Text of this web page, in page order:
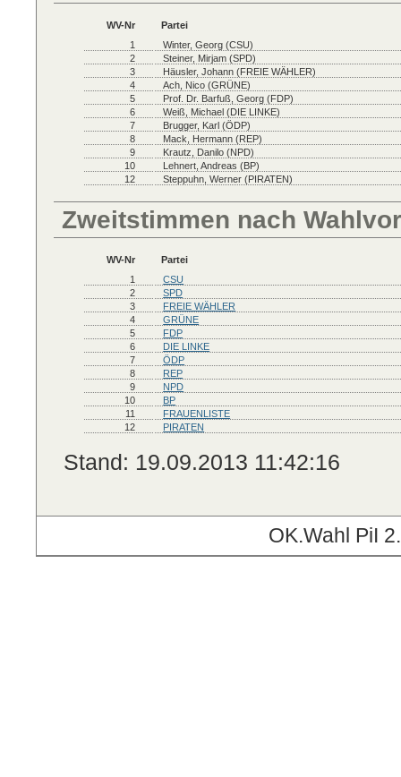
WV-Nr
Partei
1
Winter, Georg (CSU)
2
Steiner, Mirjam (SPD)
3
Häusler, Johann (FREIE WÄHLER)
4
Ach, Nico (GRÜNE)
5
Prof. Dr. Barfuß, Georg (FDP)
6
Weiß, Michael (DIE LINKE)
7
Brugger, Karl (ÖDP)
8
Mack, Hermann (REP)
9
Krautz, Danilo (NPD)
10
Lehnert, Andreas (BP)
12
Steppuhn, Werner (PIRATEN)
Zweitstimmen nach
WV-Nr
Partei
1
CSU
2
SPD
3
FREIE WÄHLER
4
GRÜNE
5
FDP
6
DIE LINKE
7
ÖDP
8
REP
9
NPD
10
BP
11
FRAUENLISTE
12
PIRATEN
Stand: 19.09.2013 11:42:16
OK.Wahl PiI